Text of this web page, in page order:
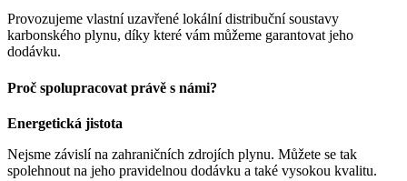
Provozujeme vlastní uzavřené lokální distribuční soustavy
karbonského plynu, díky které vám můžeme garantovat jeho
dodávku.
Proč spolupracovat právě s námi?
Energetická jistota
Nejsme závislí na zahraničních zdrojích plynu. Můžete se tak
spolehnout na jeho pravidelnou dodávku a také vysokou kvalitu.